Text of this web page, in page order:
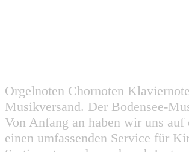
Orgelnoten Chornoten
Musikversand. Der Bodensee-
Von Anfang an haben wir uns
einen umfassenden Service für